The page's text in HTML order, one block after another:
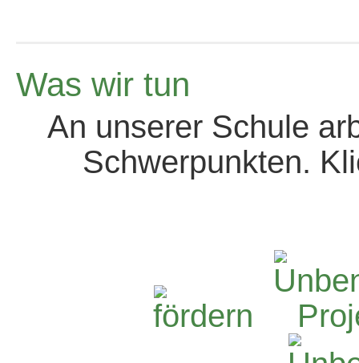
Was wir tun
An unserer Schule
Schwerpunkten.